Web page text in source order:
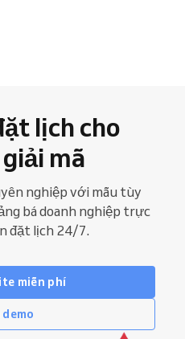
lịch cho
mã
nghiệp với mẫu tùy
bá doanh nghiệp trực
đặt lịch 24/7.
miễn phí
demo